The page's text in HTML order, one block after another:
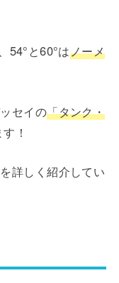
54°と60°はノーメ
セイの「タンク・
！
詳しく紹介してい